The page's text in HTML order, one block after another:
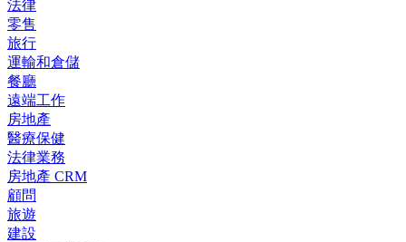
法律
零售
旅行
運輸和倉儲
餐廳
遠端工作
房地產
醫療保健
法律業務
房地產 CRM
顧問
旅遊
建設